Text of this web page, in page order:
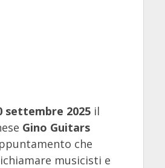
settembre 2025il
Gino Guitars
che
musicisti e